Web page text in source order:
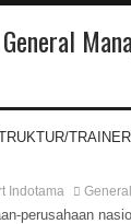
General
Indotama
perusahaan